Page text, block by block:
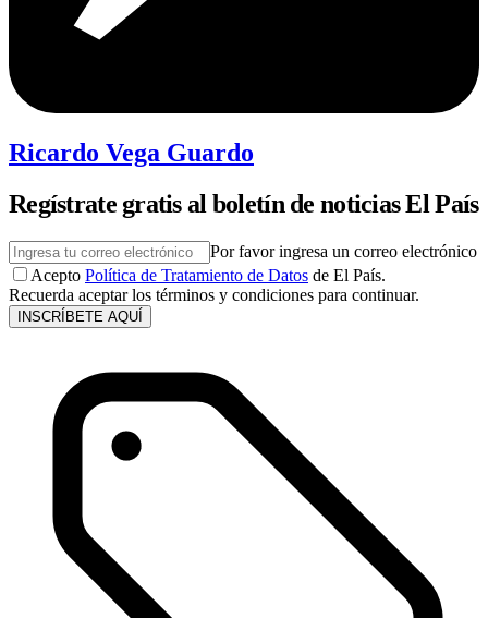
Ricardo Vega Guardo
Regístrate gratis al boletín de noticias El País
Por favor ingresa un correo electrónico
Acepto Política de Tratamiento de Datos de El País.
Recuerda aceptar los términos y condiciones para continuar.
INSCRÍBETE AQUÍ